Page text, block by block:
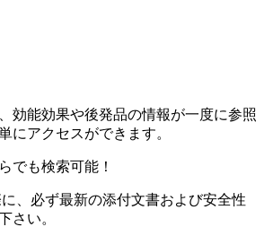
効能効果や後発品の情報が一度に参照
にアクセスができます。
でも検索可能！
、必ず最新の添付文書および安全性
さい。